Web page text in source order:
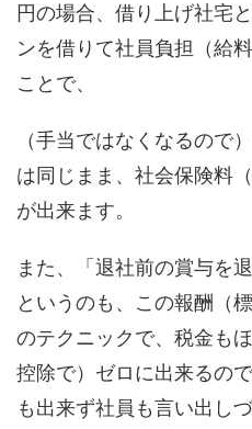
円の場合、借り上げ社宅
ンを借りて社員負担（給
ことで、
（手当ではなくなるので
は同じまま、社会保険料
が出来ます。
また、「退社前の賞与を
というのも、この報酬（
のテクニックで、税金も
控除で）ゼロに出来るの
も出来ず社員も言い出し